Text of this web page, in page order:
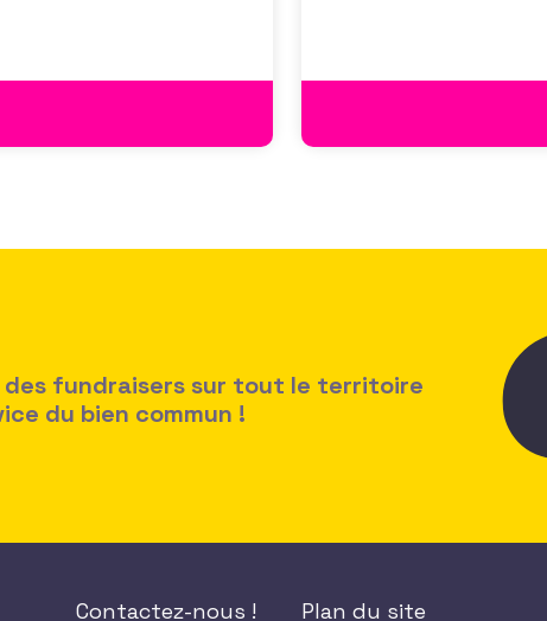
des fundraisers sur tout le territoire
du bien commun !
Contactez-nous ! Plan du site